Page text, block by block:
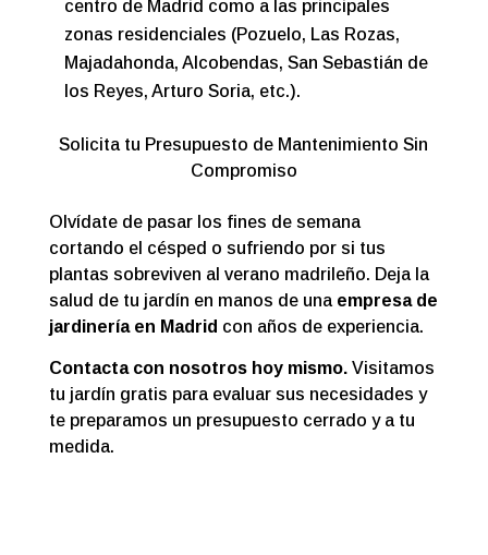
centro de Madrid como a las principales
zonas residenciales (Pozuelo, Las Rozas,
Majadahonda, Alcobendas, San Sebastián de
los Reyes, Arturo Soria, etc.).
Solicita tu Presupuesto de Mantenimiento Sin
Compromiso
Olvídate de pasar los fines de semana
cortando el césped o sufriendo por si tus
plantas sobreviven al verano madrileño. Deja la
salud de tu jardín en manos de una empresa de
jardinería en Madrid con años de experiencia.
Contacta con nosotros hoy mismo.Visitamos
tu jardín gratis para evaluar sus necesidades y
te preparamos un presupuesto cerrado y a tu
medida.